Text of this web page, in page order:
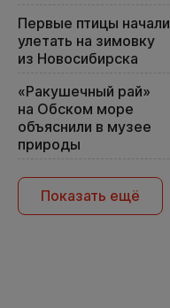
Первые птицы начали
улетать на зимовку
из Новосибирска
«Ракушечный рай»
на Обском море
объяснили в музее
природы
Показать ещё